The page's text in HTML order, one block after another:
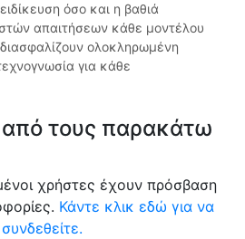
όσο και η βαθιά
απαιτήσεων κάθε μοντέλου
ολοκληρωμένη
για κάθε
από τους παρακάτω
χρήστες έχουν πρόσβαση
Κάντε κλικ εδώ για να
συνδεθείτε.